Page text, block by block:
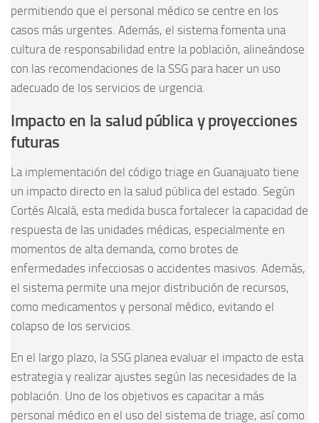
permitiendo que el personal médico se centre en los
casos más urgentes. Además, el sistema fomenta una
cultura de responsabilidad entre la población, alineándose
con las recomendaciones de la SSG para hacer un uso
adecuado de los servicios de urgencia.
Impacto en la salud pública y proyecciones
futuras
La implementación del código triage en Guanajuato tiene
un impacto directo en la salud pública del estado. Según
Cortés Alcalá, esta medida busca fortalecer la capacidad de
respuesta de las unidades médicas, especialmente en
momentos de alta demanda, como brotes de
enfermedades infecciosas o accidentes masivos. Además,
el sistema permite una mejor distribución de recursos,
como medicamentos y personal médico, evitando el
colapso de los servicios.
En el largo plazo, la SSG planea evaluar el impacto de esta
estrategia y realizar ajustes según las necesidades de la
población. Uno de los objetivos es capacitar a más
personal médico en el uso del sistema de triage, así como